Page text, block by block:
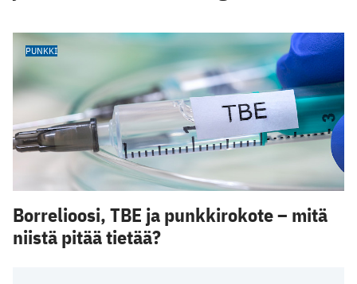
PUNKKI
Borrelioosi, TBE ja punkkirokote – mitä
niistä pitää tietää?